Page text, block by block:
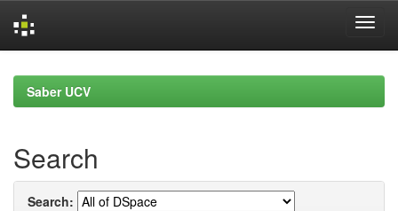
navigationSaber UCV
Search
Search: